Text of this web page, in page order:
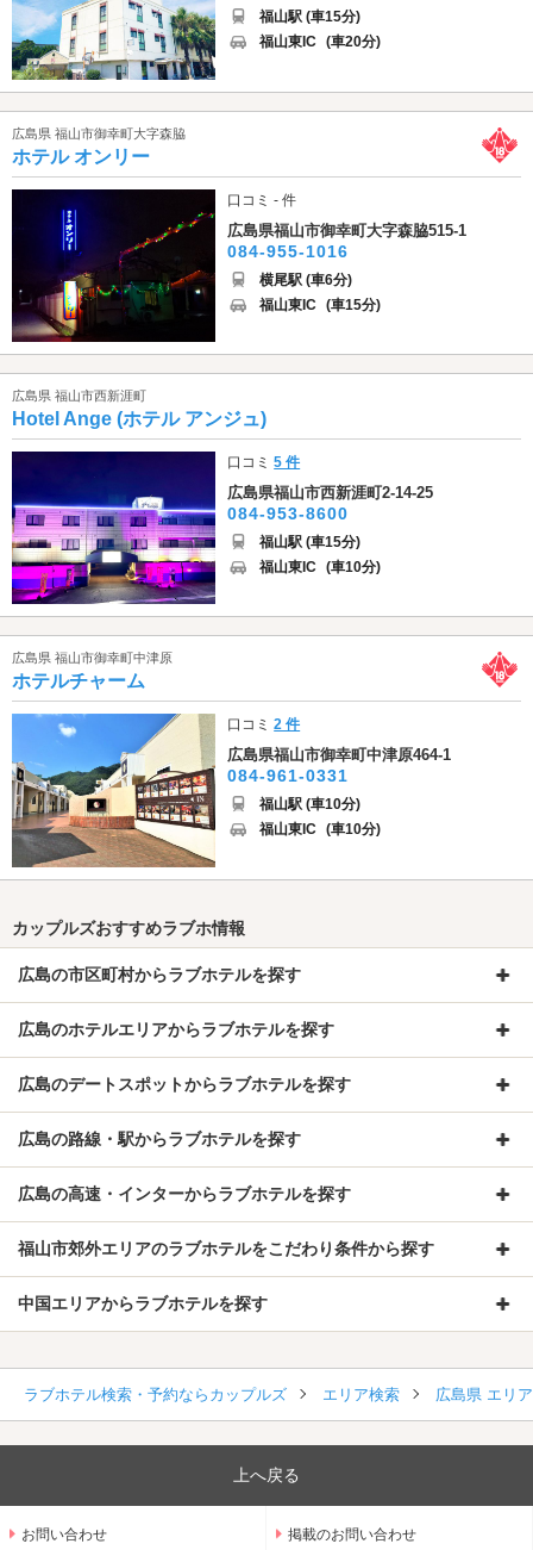
福山駅 (車15分)
福山東IC (車20分)
広島県 福山市御幸町大字森脇
ホテル オンリー
口コミ - 件
広島県福山市御幸町大字森脇515-1
084-955-1016
横尾駅 (車6分)
福山東IC (車15分)
広島県 福山市西新涯町
Hotel Ange (ホテル アンジュ)
口コミ5 件
広島県福山市西新涯町2-14-25
084-953-8600
福山駅 (車15分)
福山東IC (車10分)
広島県 福山市御幸町中津原
ホテルチャーム
口コミ2 件
広島県福山市御幸町中津原464-1
084-961-0331
福山駅 (車10分)
福山東IC (車10分)
カップルズおすすめラブホ情報
広島の市区町村からラブホテルを探す
広島のホテルエリアからラブホテルを探す
広島のデートスポットからラブホテルを探す
広島の路線・駅からラブホテルを探す
広島の高速・インターからラブホテルを探す
福山市郊外エリアのラブホテルをこだわり条件から探す
中国エリアからラブホテルを探す
ラブホテル検索・予約ならカップルズ エリア検索 広島県 エリ
上へ戻る
お問い合わせ 掲載のお問い合わせ